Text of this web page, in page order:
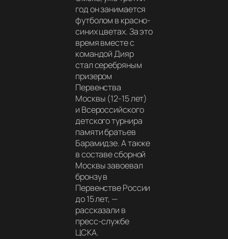
год он занимается
футболом в красно-
синих цветах. За это
время вместе с
командой Дияр
стал серебряным
призером
Первенства
Москвы (12-15 лет)
и Всероссийского
детского турнира
памяти братьев
Барамидзе. А также
в составе сборной
Москвы завоевал
бронзу в
Первенстве России
до 15 лет, —
рассказали в
пресс-службе
ЦСКА.